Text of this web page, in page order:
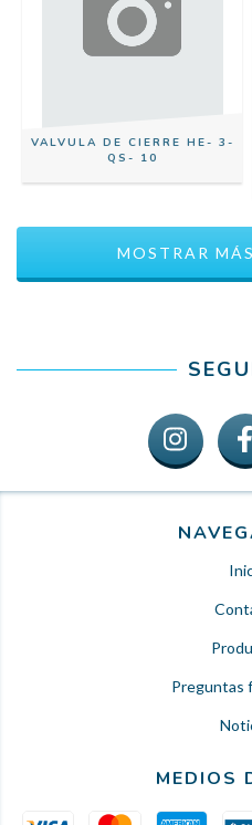
VALVULA DE CIERRE HE- 3-
QS- 10
MOSTRAR
Preguntas
MEDIOS